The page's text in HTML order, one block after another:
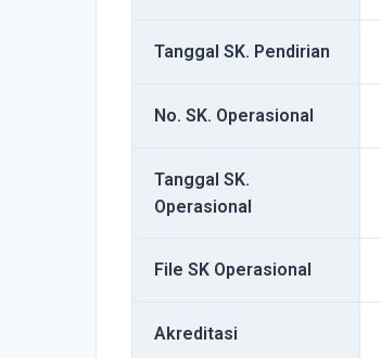
Tanggal SK. Pendirian
No. SK. Operasional
Tanggal SK.
Operasional
File SK Operasional
Akreditasi